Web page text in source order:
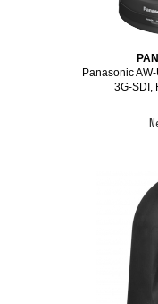
Panasonic
3G-SDI,